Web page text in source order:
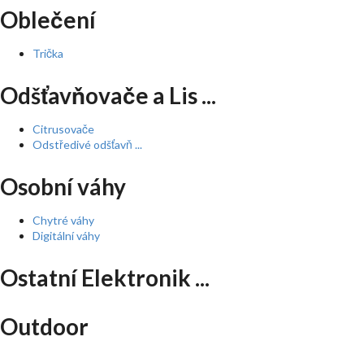
Oblečení
Trička
Odšťavňovače a Lis ...
Citrusovače
Odstředivé odšťavň ...
Osobní váhy
Chytré váhy
Digitální váhy
Ostatní Elektronik ...
Outdoor